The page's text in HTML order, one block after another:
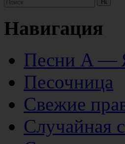
Навигация
Песни А —
Песочница
Свежие
Случайная